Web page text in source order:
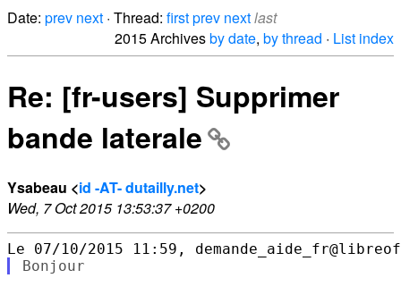
Date: prev next · Thread: firstprev nextlast
2015 Archivesby date, by thread · List index
Re: [fr-users] Supprimer
bande laterale
Ysabeau <id -AT- dutailly.net>
Wed, 7 Oct 2015 13:53:37 +0200